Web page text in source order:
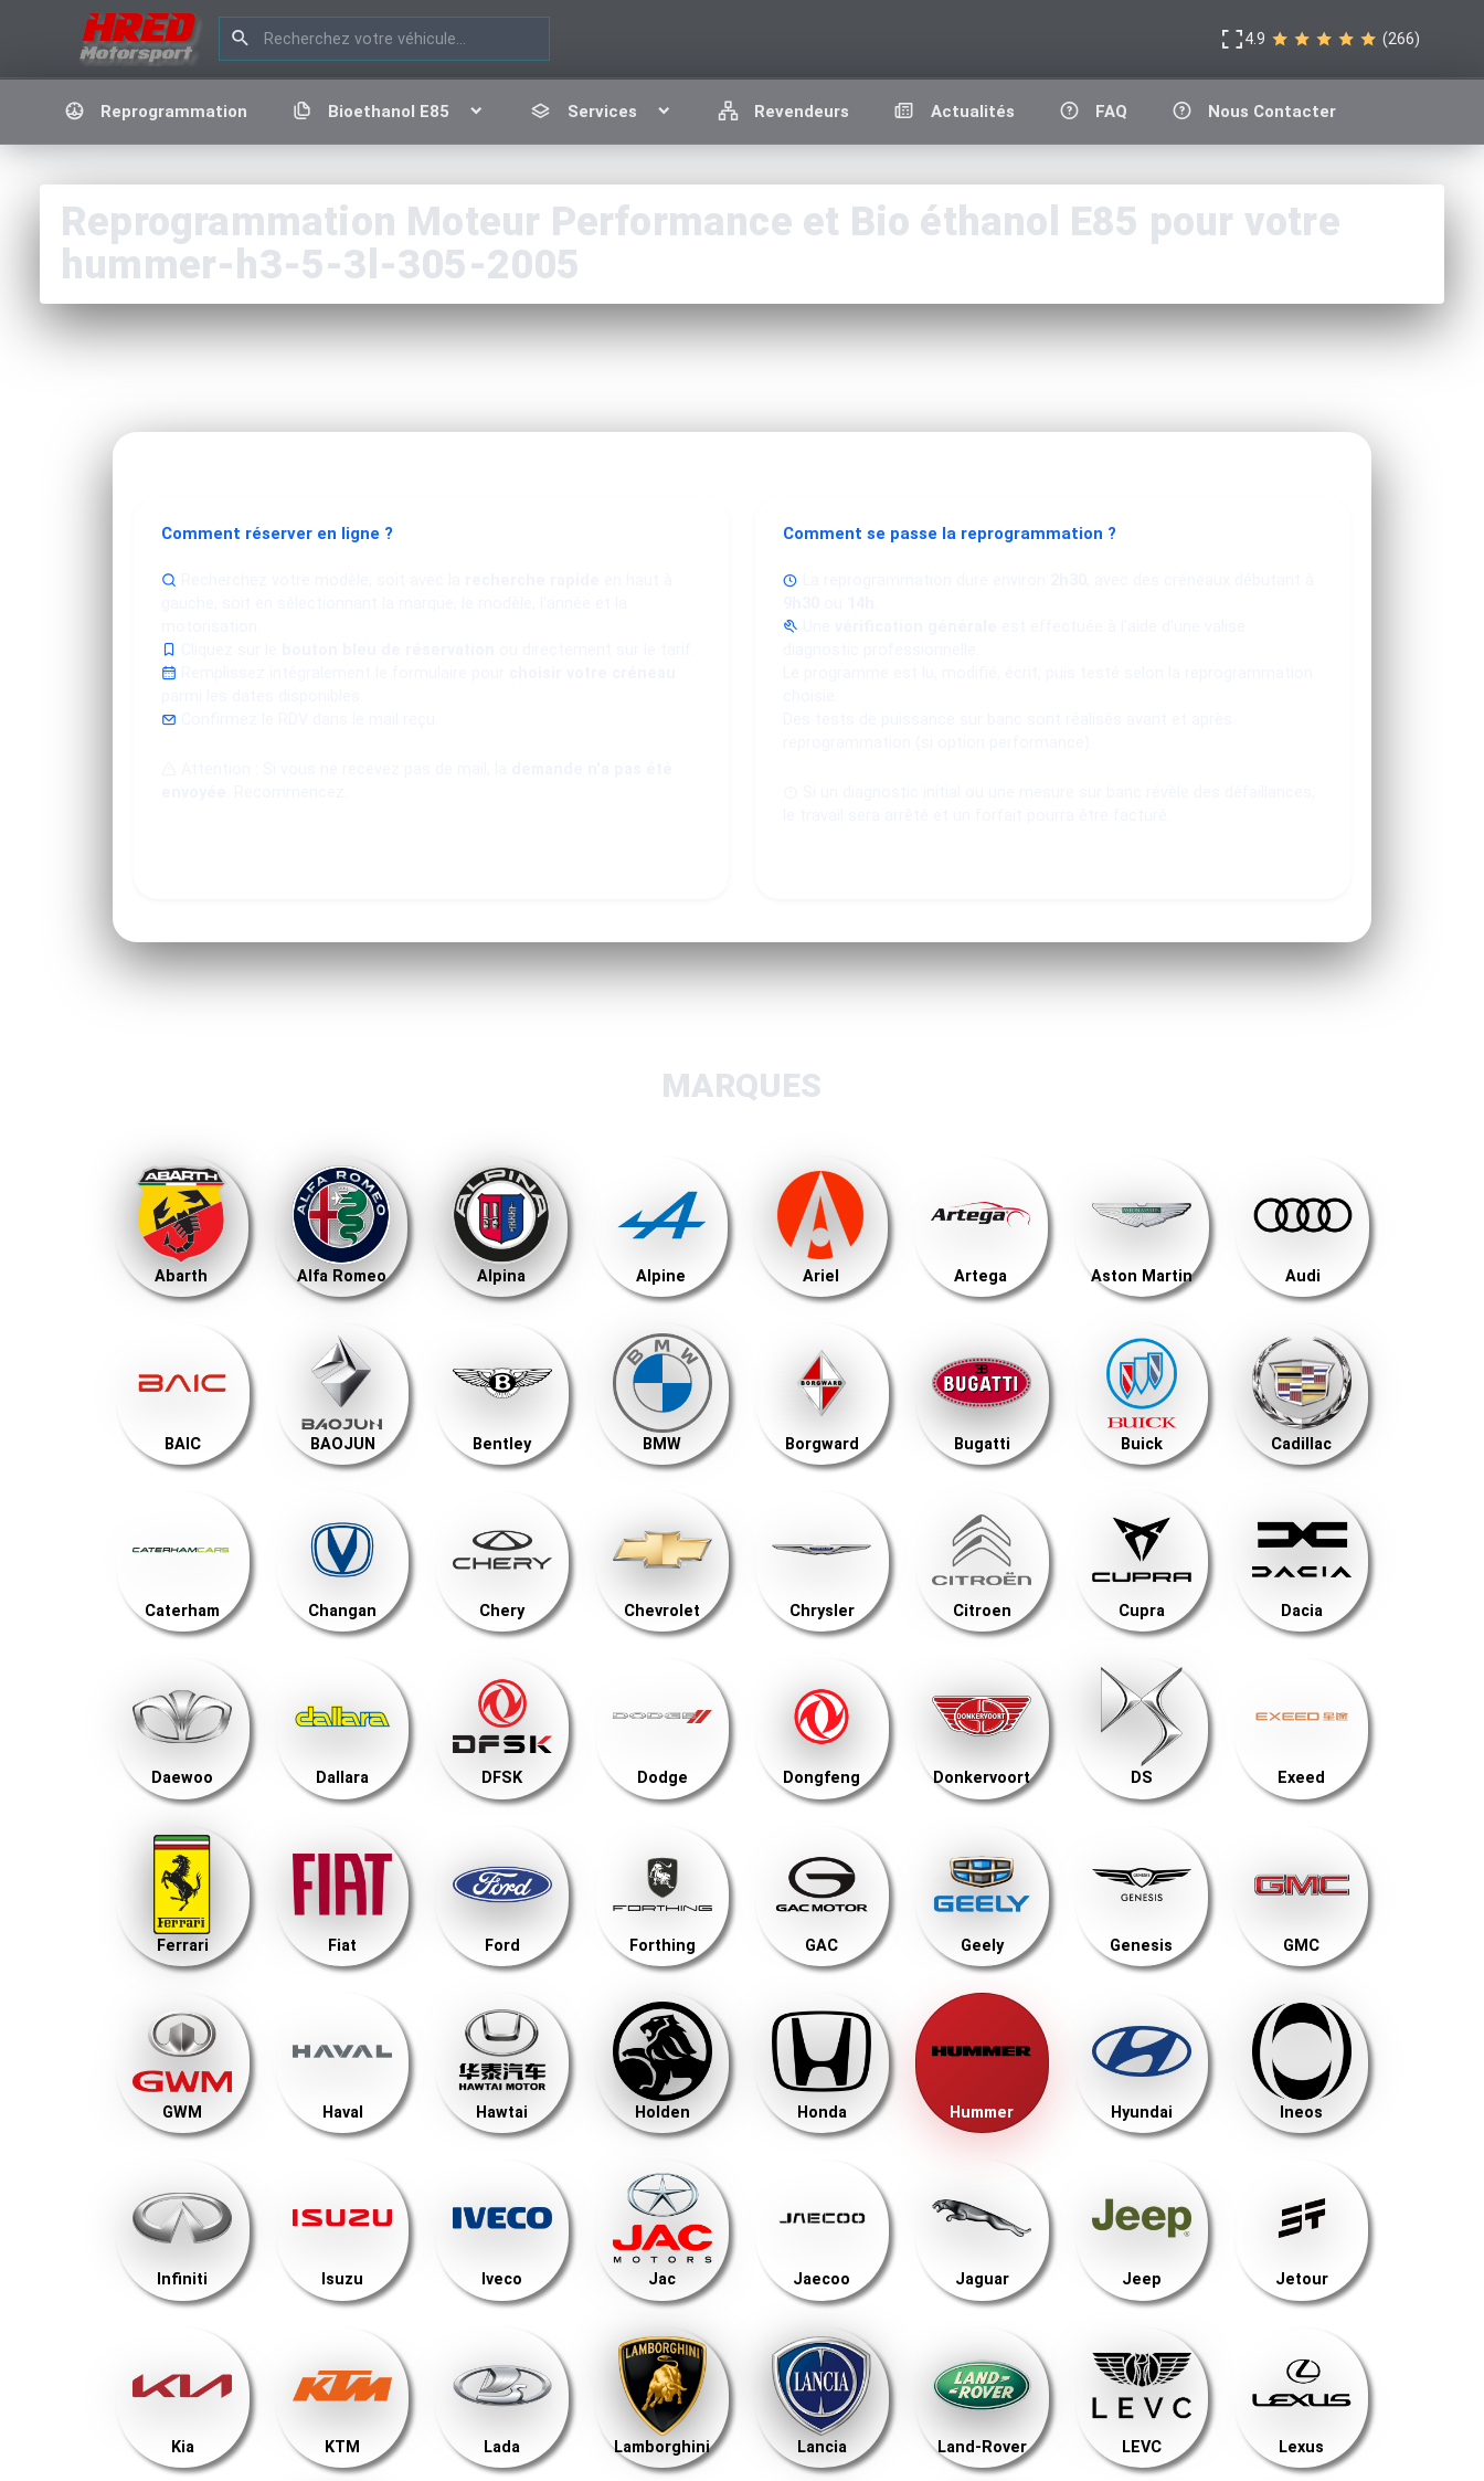
4.9 (266)
Reprogrammation Bioethanol E85 Services Revendeurs Actualités FAQ Nous Contacter
Reprogrammation Moteur Performance et Bio éthanol E85 pour votre
hummer-h3-5-3l-305-2005
Comment réserver en ligne ? Comment se passe la reprogrammation ?
MARQUES
Abarth Alfa Romeo Alpina Alpine Ariel Artega Aston Martin Audi
BAIC BAOJUN Bentley BMW Borgward Bugatti Buick Cadillac
Caterham Changan Chery Chevrolet Chrysler Citroen Cupra Dacia
Daewoo Dallara DFSK Dodge Dongfeng Donkervoort DS Exeed
Ferrari Fiat Ford Forthing GAC Geely Genesis GMC
GWM Haval Hawtai Holden Honda Hummer Hyundai Ineos
Infiniti Isuzu Iveco Jac Jaecoo Jaguar Jeep Jetour
Kia KTM Lada Lamborghini Lancia Land-Rover LEVC Lexus